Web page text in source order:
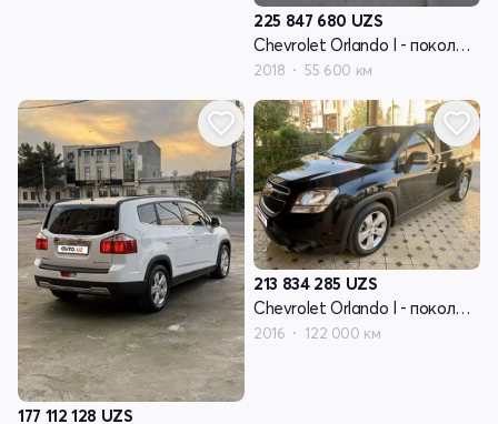
225 847 680 UZS
Chevrolet Orlando I - поколение
2018 55 600 км
177 112 128 UZS
213 834 285 UZS
Chevrolet Orlando I - поколение
2016 122 000 км